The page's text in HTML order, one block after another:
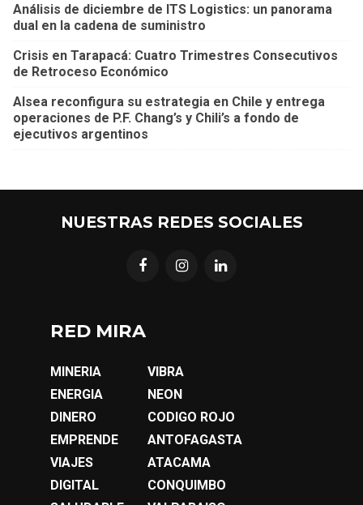
Análisis de diciembre de ITS Logistics: un panorama
dual en la cadena de suministro
Crisis en Tarapacá: Cuatro Trimestres Consecutivos
de Retroceso Económico
Alsea reconfigura su estrategia en Chile y entrega
operaciones de P.F. Chang’s y Chili’s a fondo de
ejecutivos argentinos
NUESTRAS REDES SOCIALES
RED MIRA
MINERIA
ENERGIA
DINERO
EMPRENDE
VIAJES
DIGITAL
VIBRA
NEON
CODIGO ROJO
ANTOFAGASTA
ATACAMA
CONQUIMBO